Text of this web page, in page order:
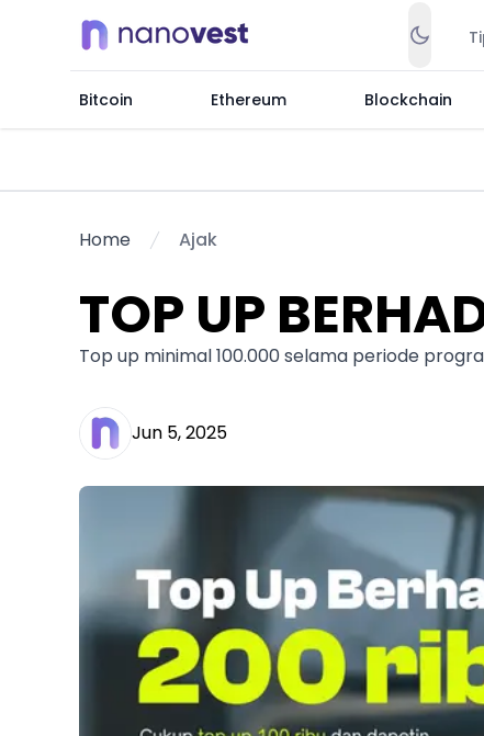
Bitcoin Ethereum Blockchain
Home Ajak
TOP UP
Top up minimal 100.000 selama periode
Jun 5, 2025